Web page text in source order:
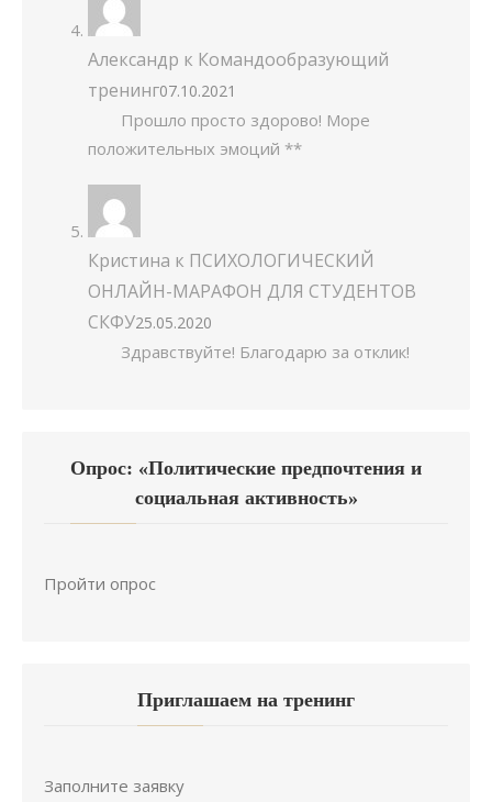
Александр к Командообразующий
тренинг07.10.2021
Прошло просто здорово! Море
положительных эмоций **
Кристина к ПСИХОЛОГИЧЕСКИЙ
ОНЛАЙН-МАРАФОН ДЛЯ СТУДЕНТОВ
СКФУ25.05.2020
Здравствуйте! Благодарю за отклик!
Опрос: «Политические предпочтения и
социальная активность»
Пройти опрос
Приглашаем на тренинг
Заполните заявку